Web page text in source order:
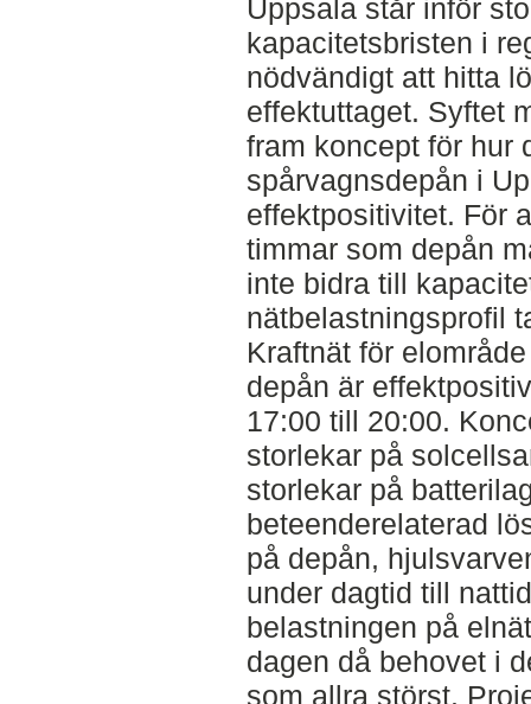
Uppsala står inför
kapacitetsbristen i
nödvändigt att hitta
effektuttaget. Syftet
fram koncept för hur
spårvagnsdepån i
effektpositivitet. För
timmar som depån
inte bidra till
nätbelastningsprofil
Kraftnät för
depån är
17:00 till 20:00.
storlekar på
storlekar på
beteenderelaterad
på depån,
under dagtid till
belastningen på
dagen då behovet i
som allra störst.